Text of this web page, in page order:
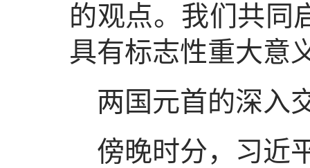
的观点。我们共同
具有标志性重大意
两国元首的深入
傍晚时分，习近